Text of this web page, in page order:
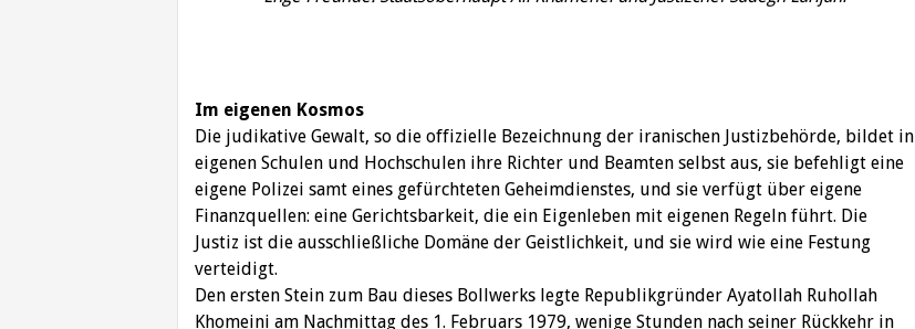
Im eigenen Kosmos
Die judikative Gewalt, so die offizielle Bezeichnung der iranischen Justizbehörde, bildet in
eigenen Schulen und Hochschulen ihre Richter und Beamten selbst aus, sie befehligt eine
eigene Polizei samt eines gefürchteten Geheimdienstes, und sie verfügt über eigene
Finanzquellen: eine Gerichtsbarkeit, die ein Eigenleben mit eigenen Regeln führt. Die
Justiz ist die ausschließliche Domäne der Geistlichkeit, und sie wird wie eine Festung
verteidigt.
Den ersten Stein zum Bau dieses Bollwerks legte Republikgründer Ayatollah Ruhollah
Khomeini am Nachmittag des 1. Februars 1979, wenige Stunden nach seiner Rückkehr in